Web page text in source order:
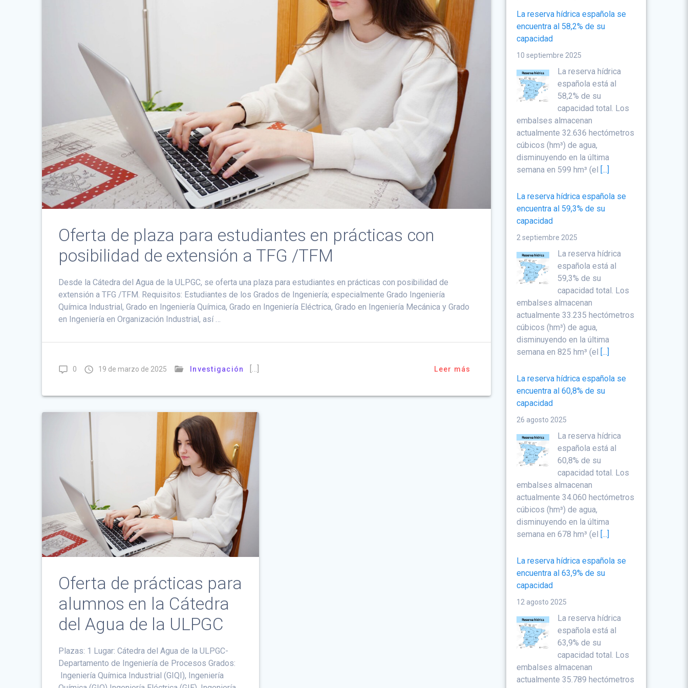
Oferta de plaza para estudiantes en prácticas con
posibilidad de extensión a TFG /TFM
Desde la Cátedra del Agua de la ULPGC, se oferta una plaza para estudiantes en prácticas con posibilidad de
extensión a TFG /TFM. Requisitos: Estudiantes de los Grados de Ingeniería; especialmente Grado Ingeniería
Química Industrial, Grado en Ingeniería Química, Grado en Ingeniería Eléctrica, Grado en Ingeniería Mecánica y Grado
en Ingeniería en Organización Industrial, así …
0 19 de marzo de 2025 Investigación Leer más
Oferta de prácticas para
alumnos en la Cátedra
del Agua de la ULPGC
Plazas: 1 Lugar: Cátedra del Agua de la ULPGC-
Departamento de Ingeniería de Procesos Grados:
Ingeniería Química Industrial (GIQI), Ingeniería
La reserva hídrica española se
encuentra al 58,2% de su
capacidad
10 septiembre 2025
La reserva hídrica
española está al
58,2% de su
capacidad total. Los
embalses almacenan
actualmente 32.636 hectómetros
cúbicos (hm³) de agua,
disminuyendo en la última
semana en 599 hm³ (el [...]
La reserva hídrica española se
encuentra al 59,3% de su
capacidad
2 septiembre 2025
La reserva hídrica
española está al
59,3% de su
capacidad total. Los
embalses almacenan
actualmente 33.235 hectómetros
cúbicos (hm³) de agua,
disminuyendo en la última
semana en 825 hm³ (el [...]
La reserva hídrica española se
encuentra al 60,8% de su
capacidad
26 agosto 2025
La reserva hídrica
española está al
60,8% de su
capacidad total. Los
embalses almacenan
actualmente 34.060 hectómetros
cúbicos (hm³) de agua,
disminuyendo en la última
semana en 678 hm³ (el [...]
La reserva hídrica española se
encuentra al 63,9% de su
capacidad
12 agosto 2025
La reserva hídrica
española está al
63,9% de su
capacidad total. Los
embalses almacenan
actualmente 35.789 hectómetros